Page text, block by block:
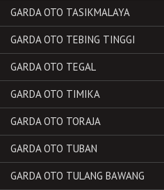
GARDA OTO TASIKMALAYA
GARDA OTO TEBING TINGGI
GARDA OTO TEGAL
GARDA OTO TIMIKA
GARDA OTO TORAJA
GARDA OTO TUBAN
GARDA OTO TULANG BAWANG